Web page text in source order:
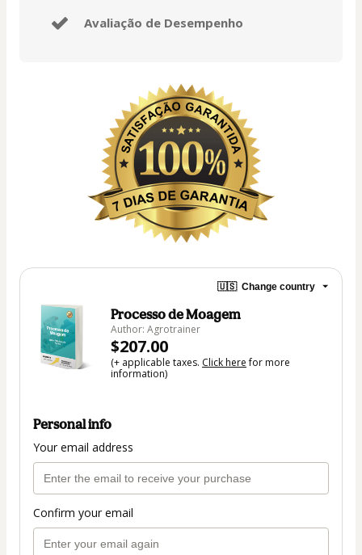
Avaliação de Desempenho
🇺🇸 Change country
Processo de Moagem
Author: Agrotrainer
$207.00
(+ applicable taxes. Click herefor more
information)
Personal info
Your email address
Confirm your email